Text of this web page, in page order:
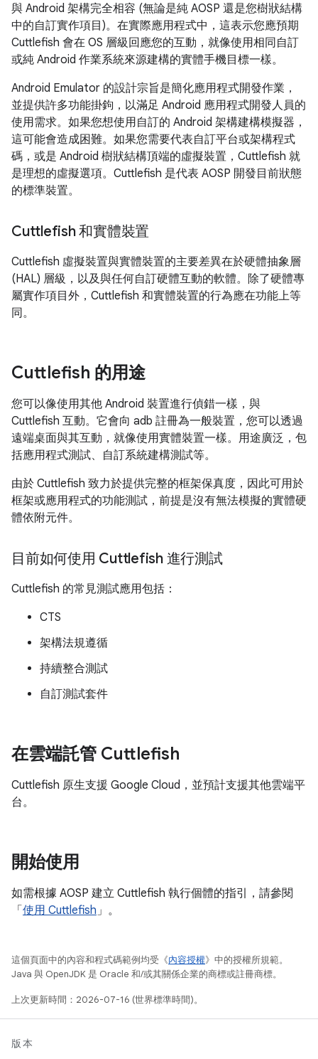
與 Android 架構完全相容 (無論是純 AOSP 還是您樹狀結構
中的自訂實作項目)。在實際應用程式中，這表示您應預期
Cuttlefish 會在 OS 層級回應您的互動，就像使用相同自訂
或純 Android 作業系統來源建構的實體手機目標一樣。
Android Emulator 的設計宗旨是簡化應用程式開發作業，
並提供許多功能掛鉤，以滿足 Android 應用程式開發人員的
使用需求。如果您想使用自訂的 Android 架構建構模擬器，
這可能會造成困難。如果您需要代表自訂平台或架構程式
碼，或是 Android 樹狀結構頂端的虛擬裝置，Cuttlefish 就
是理想的虛擬選項。Cuttlefish 是代表 AOSP 開發目前狀態
的標準裝置。
Cuttlefish 和實體裝置
Cuttlefish 虛擬裝置與實體裝置的主要差異在於硬體抽象層
(HAL) 層級，以及與任何自訂硬體互動的軟體。除了硬體專
屬實作項目外，Cuttlefish 和實體裝置的行為應在功能上等
同。
Cuttlefish 的用途
您可以像使用其他 Android 裝置進行偵錯一樣，與
Cuttlefish 互動。它會向 adb 註冊為一般裝置，您可以透過
遠端桌面與其互動，就像使用實體裝置一樣。用途廣泛，包
括應用程式測試、自訂系統建構測試等。
由於 Cuttlefish 致力於提供完整的框架保真度，因此可用於
框架或應用程式的功能測試，前提是沒有無法模擬的實體硬
體依附元件。
目前如何使用 Cuttlefish 進行測試
Cuttlefish 的常見測試應用包括：
CTS
架構法規遵循
持續整合測試
自訂測試套件
在雲端託管 Cuttlefish
Cuttlefish 原生支援 Google Cloud，並預計支援其他雲端平
台。
開始使用
如需根據 AOSP 建立 Cuttlefish 執行個體的指引，請參閱
「 使用 Cuttlefish」。
這個頁面中的內容和程式碼範例均受《內容授權》中的授權所規範。
Java 與 OpenJDK 是 Oracle 和/或其關係企業的商標或註冊商標。
上次更新時間：2026-07-16 (世界標準時間)。
版本